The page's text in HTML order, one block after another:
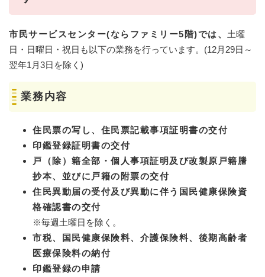
市民サービスセンター(ならファミリー5階)では、 土曜
日・日曜日・祝日も以下の業務を行っています。(12月29日～
翌年1月3日を除く)
業務内容
住民票の写し、住民票記載事項証明書の交付
印鑑登録証明書の交付
戸（除）籍全部・個人事項証明及び改製原戸籍謄
抄本、並びに戸籍の附票の交付
住民異動届の受付及び異動に伴う国民健康保険資
格確認書の交付
※毎週土曜日を除く。
市税、国民健康保険料、介護保険料、後期高齢者
医療保険料の納付
印鑑登録の申請